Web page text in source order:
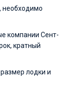
необходимо
компании Сент-
кратный
лодки и